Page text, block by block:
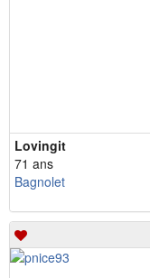
Lovingit
71 ans
Bagnolet